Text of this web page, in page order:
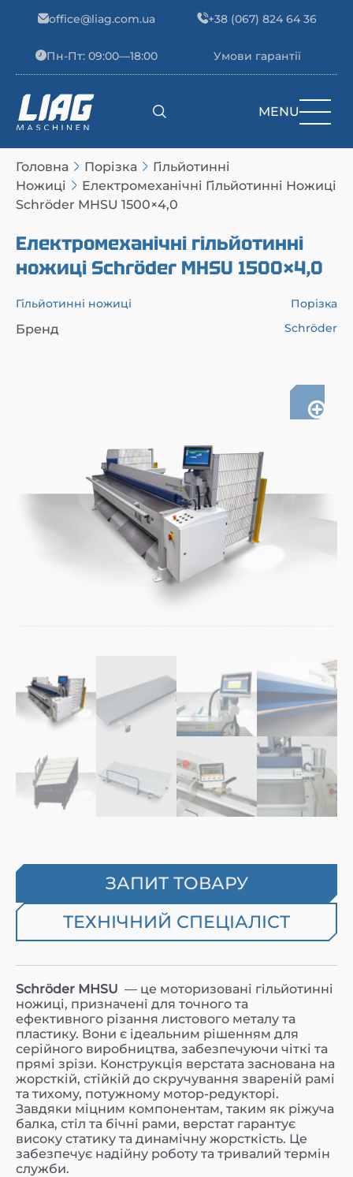
office@liag.com.ua +38 (067) 824 64 36
Пн-Пт: 09:00—18:00 Умови гарантії
Main Navigation MENU
Головна Порізка
Гільйотинні
Ножиці
Електромеханічні Гільйотинні Ножиці
Schröder MHSU 1500×4,0
Електромеханічні гільйотинні
ножиці Schröder MHSU 1500×4,0
Гільйотинні ножиці Порізка
Бренд Schröder
ЗАПИТ ТОВАРУ
ТЕХНІЧНИЙ СПЕЦІАЛІСТ
Schröder MHSU — це моторизовані гільйотинні
ножиці, призначені для точного та
ефективного різання листового металу та
пластику. Вони є ідеальним рішенням для
серійного виробництва, забезпечуючи чіткі та
прямі зрізи. Конструкція верстата заснована на
жорсткій, стійкій до скручування звареній рамі
та тихому, потужному мотор-редукторі.
Завдяки міцним компонентам, таким як ріжуча
балка, стіл та бічні рами, верстат гарантує
високу статику та динамічну жорсткість. Це
забезпечує надійну роботу та тривалий термін
служби.